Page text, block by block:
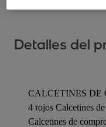
Detalles del
CALCETINES DE
4 rojos Calcetines
Calcetines de